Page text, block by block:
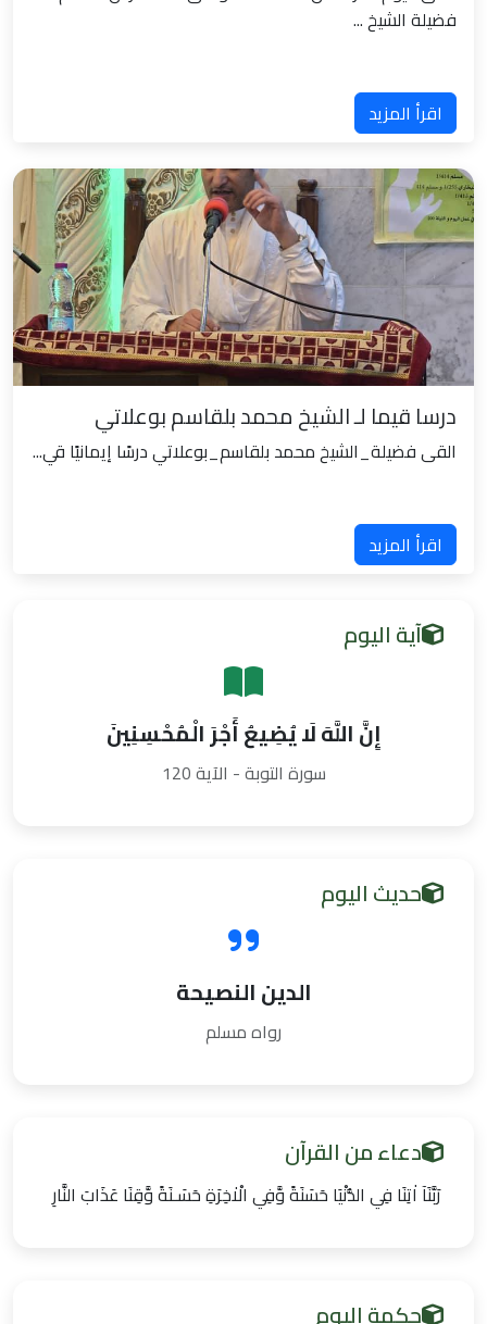
فضيلة الشيخ ...
اقرأ المزيد
درسا قيما لـ الشيخ محمد بلقاسم بوعلاتي
القى فضيلة_الشيخ محمد بلقاسم_بوعلاتي درسًا إيمانيًا قي...
اقرأ المزيد
آية اليوم
إِنَّ اللَّهَ لَا يُضِيعُ أَجْرَ الْمُحْسِنِينَ
سورة التوبة - الآية 120
حديث اليوم
الدين النصيحة
رواه مسلم
دعاء من القرآن
رَبَّنَآ اٰتِنَا فِي الدُّنْيَا حَسَنَةً وَّفِي الْاٰخِرَةِ حَسَـنَةً وَّقِنَا عَذَابَ النَّارِ
حكمة اليوم